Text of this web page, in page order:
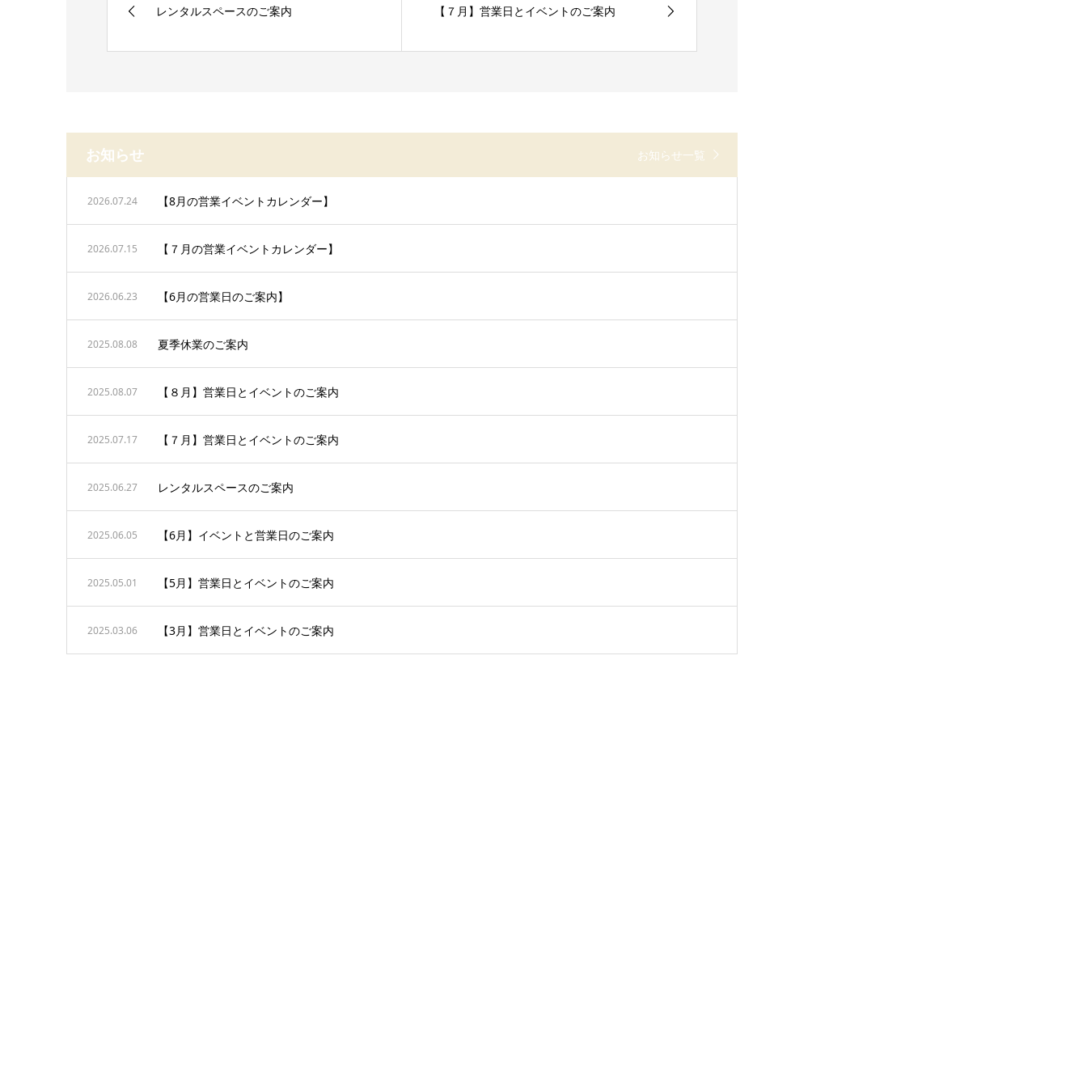
レンタルスペースのご案内 【７月】営業日とイベントのご案内
お知らせ お知らせ一覧
2026.07.24 【8月の営業イベントカレンダー】
2026.07.15 【７月の営業イベントカレンダー】
2026.06.23 【6月の営業日のご案内】
2025.08.08 夏季休業のご案内
2025.08.07 【８月】営業日とイベントのご案内
2025.07.17 【７月】営業日とイベントのご案内
2025.06.27 レンタルスペースのご案内
2025.06.05 【6月】イベントと営業日のご案内
2025.05.01 【5月】営業日とイベントのご案内
2025.03.06 【3月】営業日とイベントのご案内